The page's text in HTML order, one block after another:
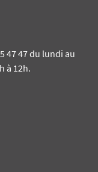
47 47 du lundi au
à 12h.